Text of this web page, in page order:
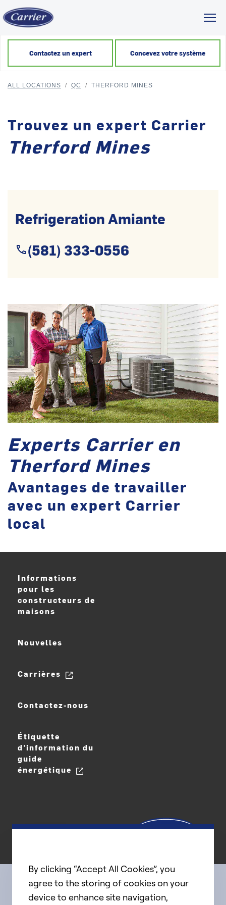
Contactez un expert Concevez votre système
ALL LOCATIONS / QC / THERFORD MINES
Trouvez un expert Carrier
Therford Mines
Refrigeration Amiante
(581) 333-0556
Experts Carrier en
Therford Mines
Avantages de travailler
avec un expert Carrier
local
Informations
pour les
constructeurs de
maisons
Nouvelles
Carrières
Contactez-nous
Étiquette
d'information du
guide
énergétique
Connect with us
By clicking “Accept All Cookies”, you
agree to the storing of cookies on your
device to enhance site navigation,